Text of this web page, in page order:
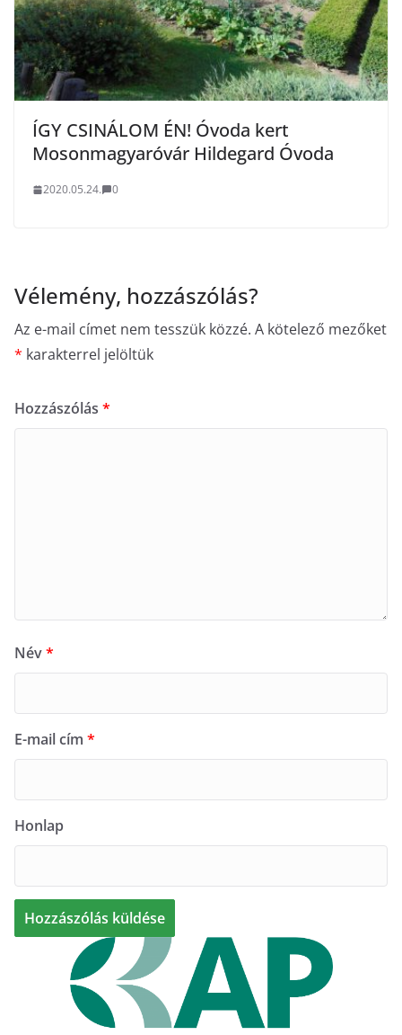
ÍGY CSINÁLOM ÉN! Óvoda kert
Mosonmagyaróvár Hildegard Óvoda
2020.05.24. 0
Vélemény, hozzászólás?
Az e-mail címet nem tesszük közzé. A kötelező mezőket
* karakterrel jelöltük
Hozzászólás *
Név*
E-mail cím *
Honlap